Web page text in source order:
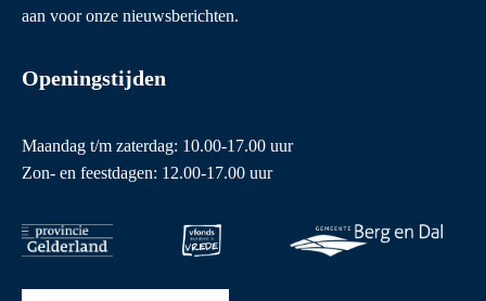
aan voor onze nieuwsberichten.
Openingstijden
Maandag t/m zaterdag: 10.00-17.00 uur
Zon- en feestdagen: 12.00-17.00 uur